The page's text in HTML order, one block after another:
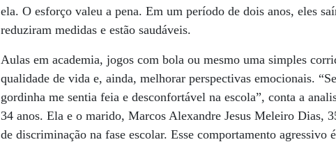
ela. O esforço valeu a pena. Em um período de dois anos, eles
reduziram medidas e estão saudáveis.
Aulas em academia, jogos com bola ou mesmo uma simples
qualidade de vida e, ainda, melhorar perspectivas emocionais.
gordinha me sentia feia e desconfortável na escola”, conta a
34 anos. Ela e o marido, Marcos Alexandre Jesus Meleiro Dias,
de discriminação na fase escolar. Esse comportamento